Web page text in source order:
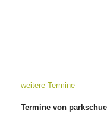
weitere Termine
Termine von